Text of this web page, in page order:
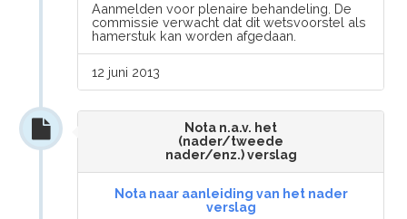
Aanmelden voor plenaire behandeling. De
commissie verwacht dat dit wetsvoorstel als
hamerstuk kan worden afgedaan.
12 juni 2013
Nota n.a.v. het
(nader/tweede
nader/enz.) verslag
Nota naar aanleiding van het nader
verslag